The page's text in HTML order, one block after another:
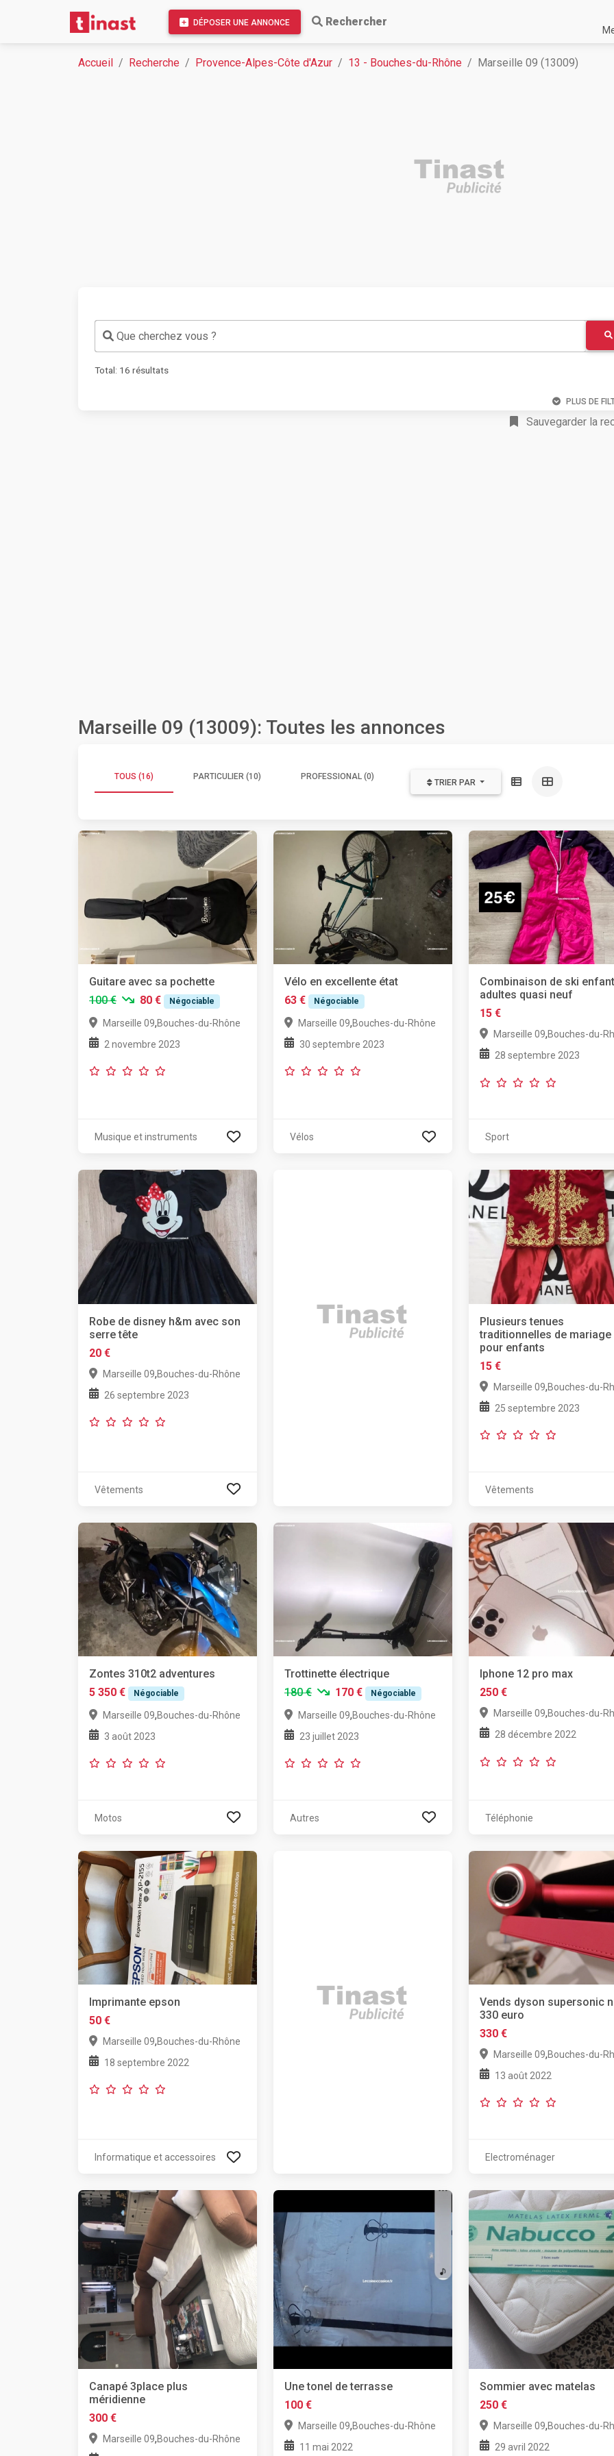
DÉPOSER UNE ANNONCE Rechercher
Accueil Recherche Provence-Alpes-Côte d'Azur 13 - Bouches-du-Rhône Marseille 09 (13009)
Que cherchez vous ?
Total: 16 résultats
PLUS DE
Sauvegarder la
Marseille 09 (13009): Toutes les annonces
TOUS (16) PARTICULIER (10) PROFESSIONAL (0)
TRIER PAR
Guitare avec sa pochette
100 €
80 € Négociable
Marseille 09,Bouches-du-Rhône
2 novembre 2023
Musique et instruments
Vélo en excellente état
63 €
Négociable
Marseille 09,Bouches-du-Rhône
30 septembre 2023
Vélos
Combinaison de ski
adultes quasi neuf
15 €
Marseille 09,Bouches-du-
28 septembre 2023
Sport
Robe de disney h&m avec son
serre tête
20 €
Marseille 09,Bouches-du-Rhône
26 septembre 2023
Vêtements
Plusieurs tenues
traditionnelles de mariage
pour enfants
15 €
Marseille 09,Bouches-du-
25 septembre 2023
Vêtements
Zontes 310t2 adventures
5 350 €
Négociable
Marseille 09,Bouches-du-Rhône
3 août 2023
Motos
Trottinette électrique
180 €
170 € Négociable
Marseille 09,Bouches-du-Rhône
23 juillet 2023
Autres
Iphone 12 pro max
250 €
Marseille 09,Bouches-du-
28 décembre 2022
Téléphonie
Imprimante epson
50 €
Marseille 09,Bouches-du-Rhône
18 septembre 2022
Informatique et accessoires
Vends dyson supersonic
330 euro
330 €
Marseille 09,Bouches-du-
13 août 2022
Electroménager
Canapé 3place plus
méridienne
300 €
Marseille 09,Bouches-du-Rhône
Une tonel de terrasse
100 €
Marseille 09,Bouches-du-Rhône
11 mai 2022
Sommier avec matelas
250 €
Marseille 09,Bouches-du-
29 avril 2022